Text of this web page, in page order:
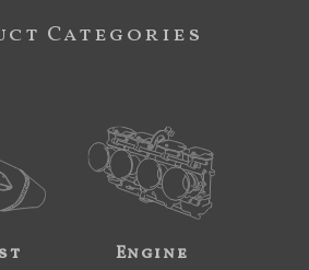
Categories
Engine